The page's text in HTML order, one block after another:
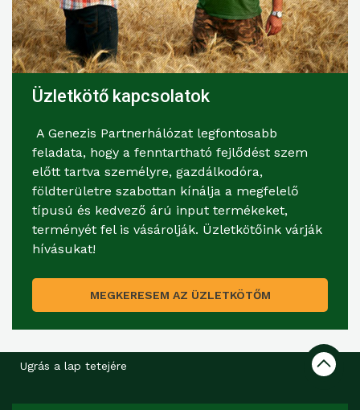
Üzletkötő kapcsolatok
A Genezis Partnerhálózat legfontosabb
feladata, hogy a fenntartható fejlődést szem
előtt tartva személyre, gazdálkodóra,
földterületre szabottan kínálja a megfelelő
típusú és kedvező árú input termékeket,
terményét fel is vásárolják. Üzletkötőink várják
hívásukat!
MEGKERESEM AZ ÜZLETKÖTŐM
Ugrás a lap tetejére